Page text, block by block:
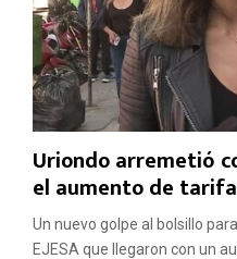
Uriondo arremetió
el aumento de
Un nuevo golpe al bolsillo
EJESA que llegaron con un